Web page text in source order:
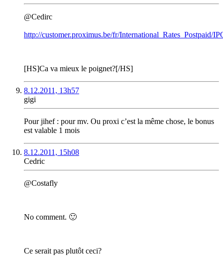
@Cedirc
http://customer.proximus.be/fr/International_Rates_Postpaid/
[HS]Ca va mieux le poignet?[/HS]
8.12.2011, 13h57
gigi
Pour jihef : pour mv. Ou proxi c’est la même chose, le bonus
est valable 1 mois
8.12.2011, 15h08
Cedric
@Costafly
No comment. 🙂
Ce serait pas plutôt ceci?